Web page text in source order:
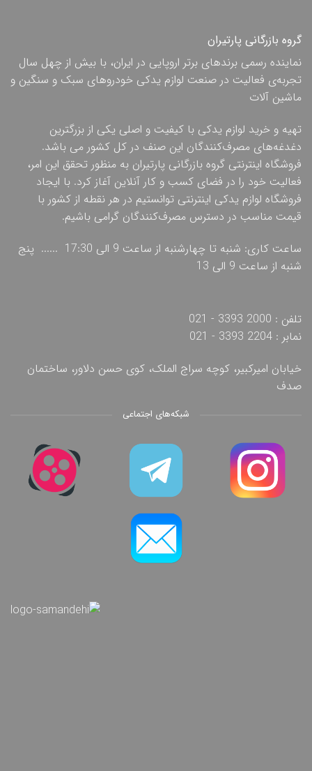
گروه بازرگانی پارتیران
نماینده رسمی برندهای برتر اروپایی در ایران، با بیش از چهل سال
تجربه‌ی فعالیت در صنعت لوازم یدکی خودروهای سبک و سنگین و
ماشین آلات
تهیه و خرید لوازم یدکی با کیفیت و اصلی یکی از بزرگترین
دغدغه‌های مصرف‌کنندگان این صنف در کل کشور می باشد.
فروشگاه اینترنتی گروه بازرگانی پارتیران به منظور تحقق این امر،
فعالیت خود را در فضای کسب و کار آنلاین آغاز کرد. با ایجاد
فروشگاه لوازم یدکی اینترنتی توانستیم در هر نقطه از کشور با
قیمت مناسب در دسترس مصرف‌کنندگان گرامی باشیم.
ساعت کاری: شنبه تا چهارشنبه از ساعت 9 الی 17:30 ...... پنج
شنبه از ساعت 9 الی 13
تلفن : 2000 3393 - 021
نمابر : 2204 3393 - 021
خیابان امیرکبیر، کوچه سراج الملک، کوی حسن دلاور، ساختمان
صدف
شبکه‌های اجتماعی